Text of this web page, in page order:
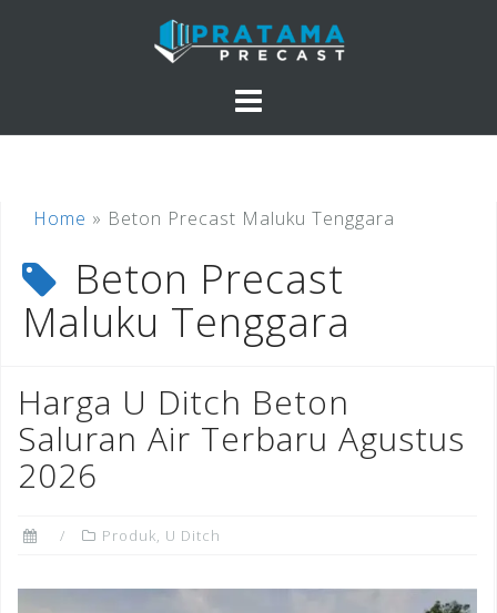
Home » Beton Precast Maluku Tenggara
Beton Precast
Maluku Tenggara
Harga U Ditch Beton
Saluran Air Terbaru Agustus
2026
Produk, U Ditch